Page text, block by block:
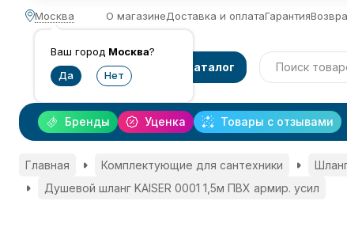
Москва
Ваш город Москва?
О магазинеДоставка и оплатаГарантия
Каталог
Уценка Товары с отзывами
Бренды
Главная Комплектующие для сантехники
Душевой шланг KAISER 0001 1,5м ПВХ армир. усил